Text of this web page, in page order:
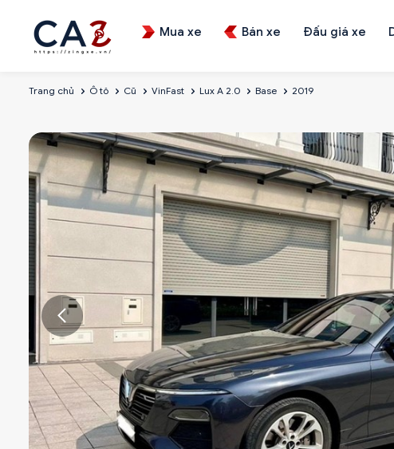
Mua xe Bán xe Đấu giá xe
Trang chủ Ô tô Cũ VinFast Lux A 2.0 Base 2019